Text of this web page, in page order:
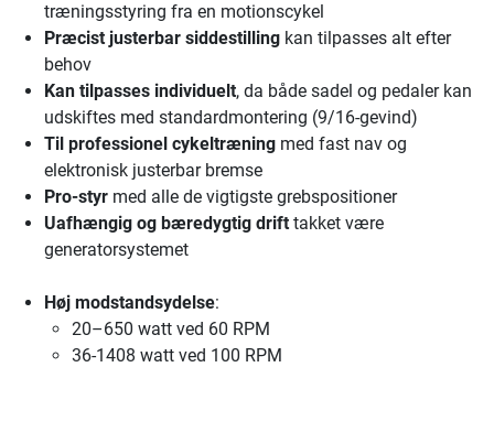
træningsstyring fra en motionscykel
Præcist justerbar siddestilling kan tilpasses alt efter
behov
Kan tilpasses individuelt, da både sadel og pedaler kan
udskiftes med standardmontering (9/16-gevind)
Til professionel cykeltræning med fast nav og
elektronisk justerbar bremse
Pro-styr med alle de vigtigste grebspositioner
Uafhængig og bæredygtig drift takket være
generatorsystemet
Høj modstandsydelse:
20–650 watt ved 60 RPM
36-1408 watt ved 100 RPM